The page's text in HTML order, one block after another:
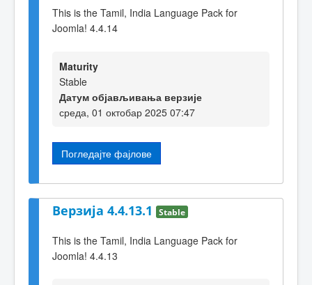
This is the Tamil, India Language Pack for
Joomla! 4.4.14
Maturity
Stable
Датум објављивања верзије
среда, 01 октобар 2025 07:47
Погледајте фајлове
Верзија 4.4.13.1 Stable
This is the Tamil, India Language Pack for
Joomla! 4.4.13